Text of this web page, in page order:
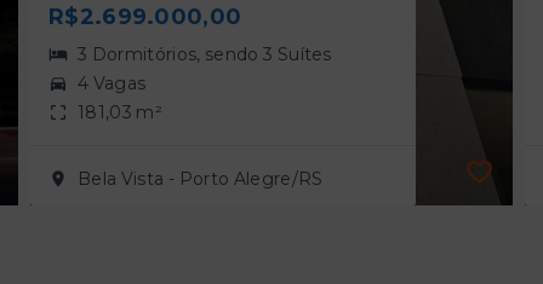
R$2.699.000,00
3 Dormitórios, sendo 3 Suítes
4 Vagas
181,03 m²
Bela Vista - Porto Alegre/RS